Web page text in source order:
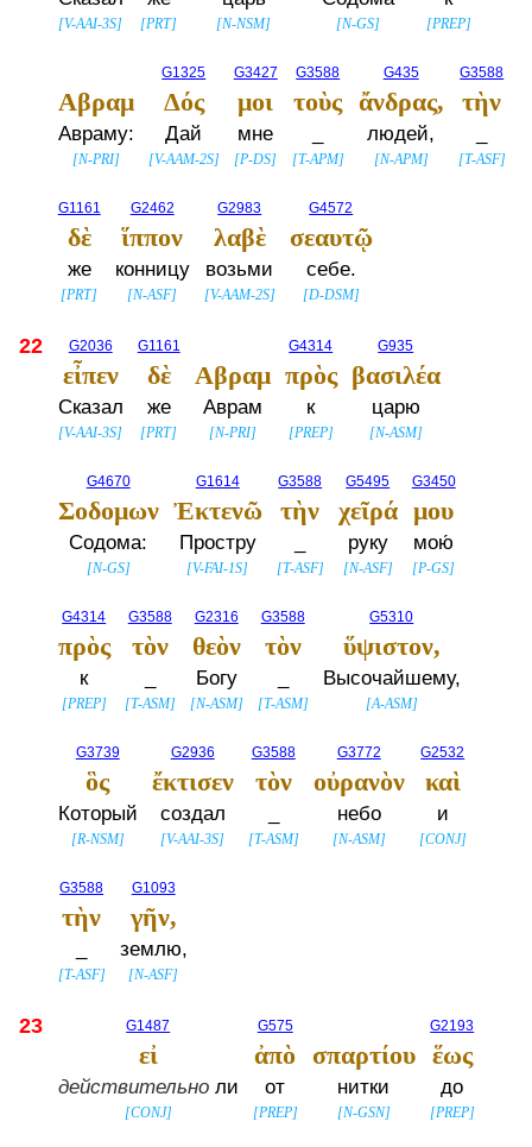
[V-AAI-3S] [PRT] [N-NSM] [N-GS] [PREP]
Αβραμ
Авраму:
[N-PRI]
G1325
Δός
Дай
[V-AAM-2S]
G3427
μοι
мне
[P-DS]
G3588
τοὺς
[T-APM]
G435
ἄνδρας,
людей,
[N-APM]
G3588
τὴν
[T-ASF]
G1161
δὲ
же
[PRT]
G2462
ἵππον
конницу
[N-ASF]
G2983
λαβὲ
возьми
[V-AAM-2S]
G4572
σεαυτῷ
себе.
[D-DSM]
22 G2036
εἶπεν
Сказал
[V-AAI-3S]
G1161
δὲ
же
[PRT]
Αβραμ
Аврам
[N-PRI]
G4314
πρὸς
к
[PREP]
G935
βασιλέα
царю
[N-ASM]
G4670
Σοδομων
Содома:
[N-GS]
G1614
Ἐκτενῶ
Простру
[V-FAI-1S]
G3588
τὴν
[T-ASF]
G5495
χεῖρά
руку
[N-ASF]
G3450
μου
мою́
[P-GS]
G4314
πρὸς
к
[PREP]
G3588
τὸν
[T-ASM]
G2316
θεὸν
Богу
[N-ASM]
G3588
τὸν
[T-ASM]
G5310
ὕψιστον,
Высочайшему,
[A-ASM]
G3739
ὃς
Который
[R-NSM]
G2936
ἔκτισεν
создал
[V-AAI-3S]
G3588
τὸν
[T-ASM]
G3772
οὐρανὸν
небо
[N-ASM]
G2532
καὶ
и
[CONJ]
G3588
τὴν
[T-ASF]
G1093
γῆν,
землю,
[N-ASF]
23 G1487
εἰ
действительноли
[CONJ]
G575
ἀπὸ
от
[PREP]
σπαρτίου
нитки
[N-GSN]
G2193
ἕως
до
[PREP]